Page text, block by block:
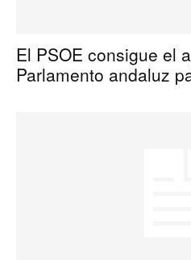
El PSOE consigue el
Parlamento andaluz